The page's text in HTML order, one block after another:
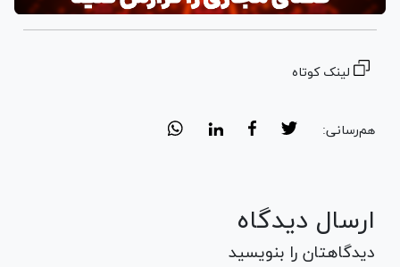
لینک کوتاه
هم‌رسانی:
ارسال دیدگاه
دیدگاهتان را بنویسید